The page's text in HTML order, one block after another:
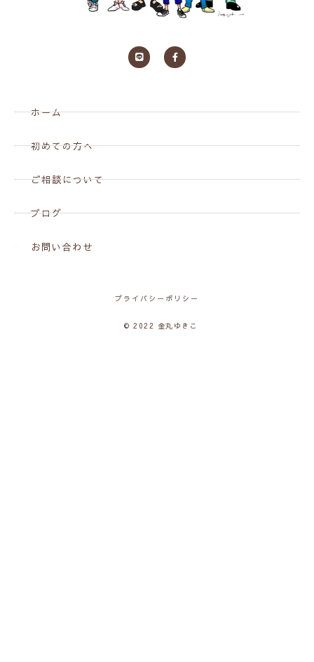
ホーム
初めての方へ
ご相談について
ブログ
お問い合わせ
プライバシーポリシー
© 2022 金丸ゆきこ